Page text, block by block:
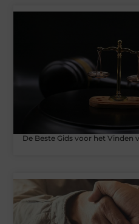
De Beste Gids voor het Vinden